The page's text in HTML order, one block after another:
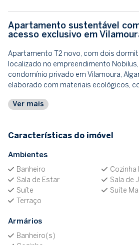
Apartamento sustentável
acesso exclusivo em
Apartamento T2 novo, com dois
localizado no empreendimento
condomínio privado em Vilamoura,
elaborado com materiais ecológicos,
Ver mais
Características do imóvel
Ambientes
Banheiro
Cozinha
Sala de Estar
Sala de
Suíte
Suíte
Terraço
Armários
Banheiro(s)